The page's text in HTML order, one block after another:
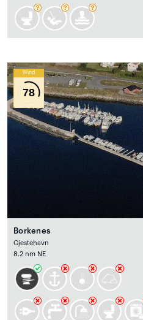
Wind
78
Borkenes
Gjestehavn
8.2 nm NE